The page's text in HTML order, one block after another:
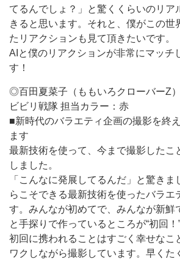
てるんでしょ？」と驚くくらいのリア
きると思います。それと、僕がこの世
たリアクションも見て頂きたいです。
AIと僕のリアクションが非常にマッチ
す！
◎百田夏菜子（ももいろクローバーZ
ビビリ戦隊 担当カラー：赤
■新時代のバラエティ企画の撮影を終
ます
最新技術を使って、今まで撮影したこ
しました。
「こんなに発展してるんだ」と驚き
らこそできる最新技術を使ったバラエ
す。みんなが初めてで、みんなが新鮮
と手探りで作っているところが“初回！
初回に携われることはすごく幸せなこ
ワクしながら撮影しています。早くた